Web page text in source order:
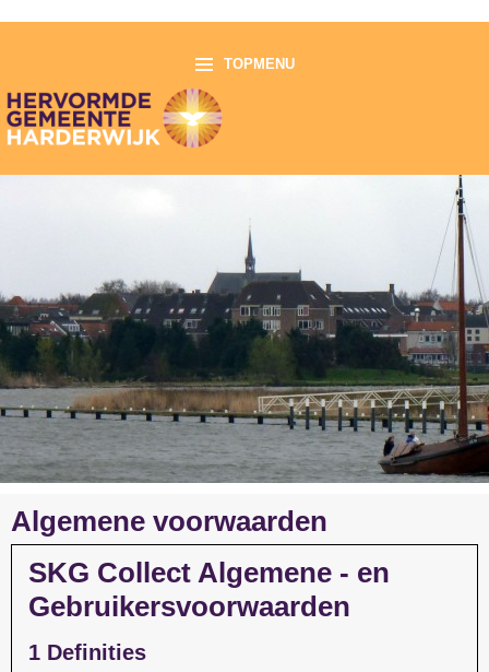
TOPMENU
Algemene voorwaarden
SKG Collect Algemene - en
Gebruikersvoorwaarden
1 Definities